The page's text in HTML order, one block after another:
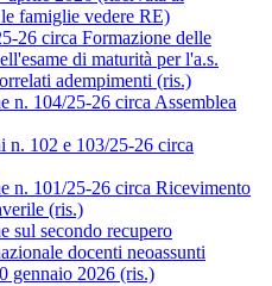
famiglie vedere RE)
26 circa Formazione delle
di maturità per l'a.s.
adempimenti (ris.)
n. 104/25-26 circa Assemblea
n. 102 e 103/25-26 circa
n. 101/25-26 circa Ricevimento
(ris.)
sul secondo recupero
docenti neoassunti
gennaio 2026 (ris.)